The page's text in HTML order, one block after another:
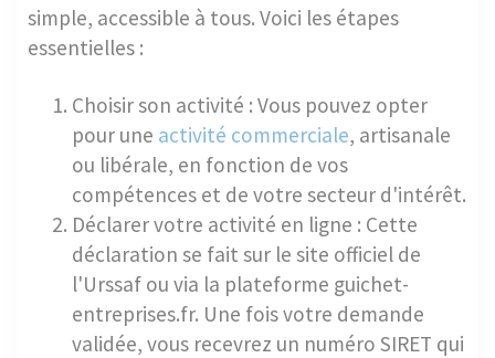
simple, accessible à tous. Voici les étapes
essentielles :
Choisir son activité : Vous pouvez opter
pour une activité commerciale, artisanale
ou libérale, en fonction de vos
compétences et de votre secteur d'intérêt.
Déclarer votre activité en ligne : Cette
déclaration se fait sur le site officiel de
l'Urssaf ou via la plateforme guichet-
entreprises.fr. Une fois votre demande
validée, vous recevrez un numéro SIRET qui